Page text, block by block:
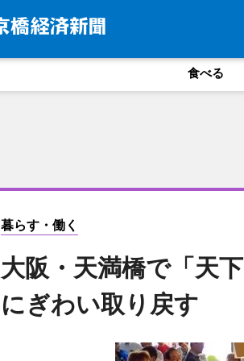
食べる
暮らす・働く
大阪・天満橋で「天
にぎわい取り戻す